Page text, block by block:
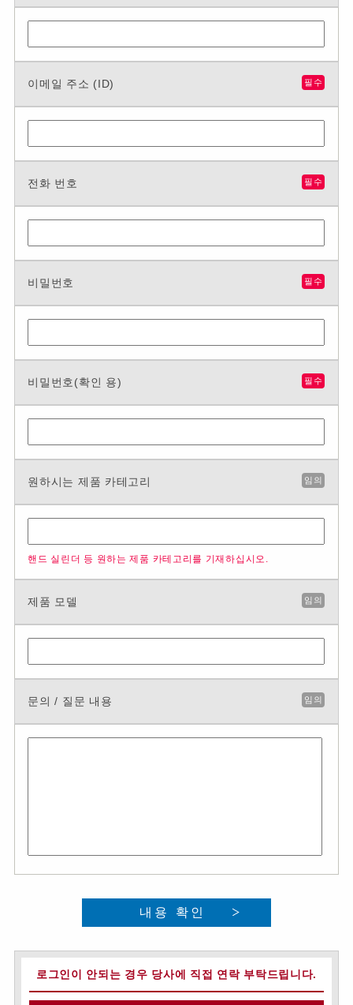
이메일 주소 (ID) 필수
전화 번호 필수
비밀번호 필수
비밀번호(확인 용) 필수
원하시는 제품 카테고리 임의
핸드 실린더 등 원하는 제품 카테고리를 기재하십시오.
제품 모델 임의
문의 / 질문 내용 임의
내용 확인
로그인이 안되는 경우 당사에 직접 연락 부탁드립니다.